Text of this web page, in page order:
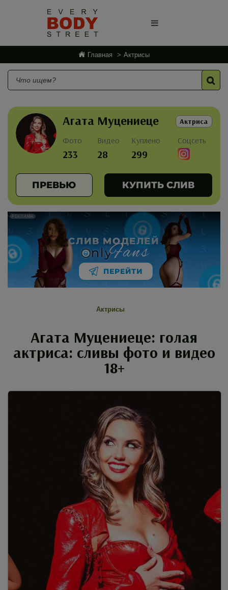
Главная Актрисы
Агата Муцениеце Актриса
Фото
233
Видео
28
Куплено
299
Соцсеть
ПРЕВЬЮ КУПИТЬ СЛИВ
РЕКЛАМА
СЛИВ МОДЕЛЕЙ
nlyFans
ПЕРЕЙТИ
Актрисы
Агата Муцениеце: голая
актриса: сливы фото и видео
18+